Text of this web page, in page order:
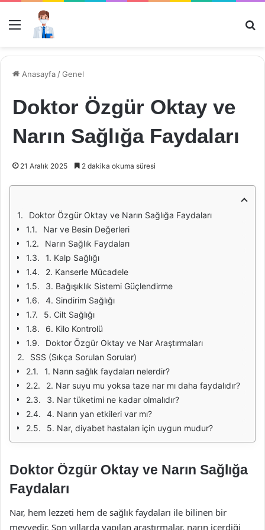
Menü
Anasayfa /Genel
Doktor Özgür Oktay ve
Narın Sağlığa Faydaları
21 Aralık 2025 2 dakika okuma süresi
Doktor Özgür Oktay ve Narın Sağlığa Faydaları
Nar ve Besin Değerleri
Narın Sağlık Faydaları
1. Kalp Sağlığı
2. Kanserle Mücadele
3. Bağışıklık Sistemi Güçlendirme
4. Sindirim Sağlığı
5. Cilt Sağlığı
6. Kilo Kontrolü
Doktor Özgür Oktay ve Nar Araştırmaları
SSS (Sıkça Sorulan Sorular)
1. Narın sağlık faydaları nelerdir?
2. Nar suyu mu yoksa taze nar mı daha faydalıdır?
3. Nar tüketimi ne kadar olmalıdır?
4. Narın yan etkileri var mı?
5. Nar, diyabet hastaları için uygun mudur?
Doktor Özgür Oktay ve Narın Sağlığa
Faydaları
Nar, hem lezzeti hem de sağlık faydaları ile bilinen bir
meyvedir. Son yıllarda yapılan araştırmalar, narın içerdiği